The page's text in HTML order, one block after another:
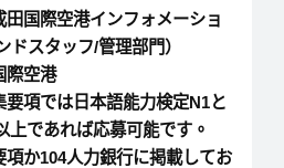
国際空港インフォメーショ
ドスタッフ/管理部門）
空港
項では日本語能力検定N1と
上であれば応募可能です。
か104人力銀行に掲載してお